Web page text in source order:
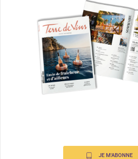
JE M'ABONNE